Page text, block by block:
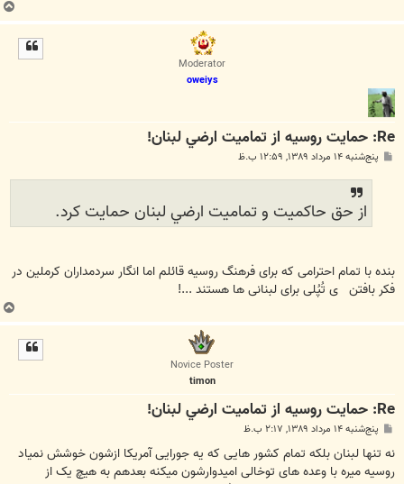
Moderator
oweiys
Re: حمايت روسيه از تماميت ارضي لبنان!
س
پنج‌شنبه ۱۴ مرداد ۱۳۸۹, ۱۲:۵۹ ب.ظ
از حق حاكميت و تماميت ارضي لبنان حمايت كرد.
بنده با تمام احترامی که برای فرهنگ روسیه قائلم اما انگار سردمداران کرملین در
فکر بافتن ی تُپُلی برای لبنانی ها هستند ...!
Novice Poster
timon
Re: حمايت روسيه از تماميت ارضي لبنان!
س
ت
پنج‌شنبه ۱۴ مرداد ۱۳۸۹, ۲:۱۷ ب.ظ
نه تنها لبنان بلکه تمام کشور هایی که یه جورایی آمریکا ازشون خوشش نمیاد
روسیه میره با وعده های توخالی امیدوارشون میکنه بعدهم به هیچ یک از